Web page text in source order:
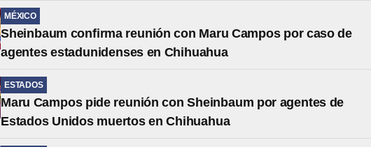
MÉXICO
Sheinbaum confirma reunión con Maru Campos por caso de
agentes estadunidenses en Chihuahua
ESTADOS
Maru Campos pide reunión con Sheinbaum por agentes de
Estados Unidos muertos en Chihuahua